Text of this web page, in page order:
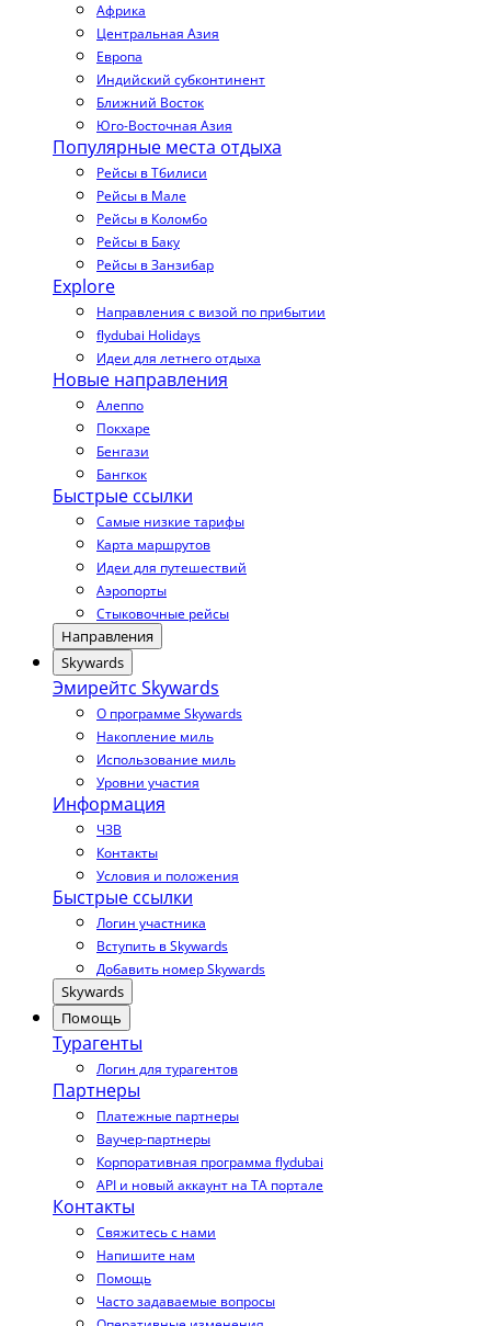
Африка
Центральная Азия
Европа
Индийский субконтинент
Ближний Восток
Юго-Восточная Азия
Популярные места отдыха
Рейсы в Тбилиси
Рейсы в Мале
Рейсы в Коломбо
Рейсы в Баку
Рейсы в Занзибар
Explore
Направления с визой по прибытии
flydubai Holidays
Идеи для летнего отдыха
Новые направления
Алеппо
Покхаре
Бенгази
Бангкок
Быстрые ссылки
Самые низкие тарифы
Карта маршрутов
Идеи для путешествий
Аэропорты
Стыковочные рейсы
Направления
Skywards
Эмирейтс Skywards
О программе Skywards
Накопление миль
Использование миль
Уровни участия
Информация
ЧЗВ
Контакты
Условия и положения
Быстрые ссылки
Логин участника
Вступить в Skywards
Добавить номер Skywards
Skywards
Помощь
Турагенты
Логин для турагентов
Партнеры
Платежные партнеры
Ваучер-партнеры
Корпоративная программа flydubai
API и новый аккаунт на TA портале
Контакты
Свяжитесь с нами
Напишите нам
Помощь
Часто задаваемые вопросы